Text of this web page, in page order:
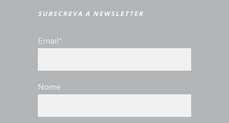
SUBSCREVA A NEWSLETTER
Email*
Nome